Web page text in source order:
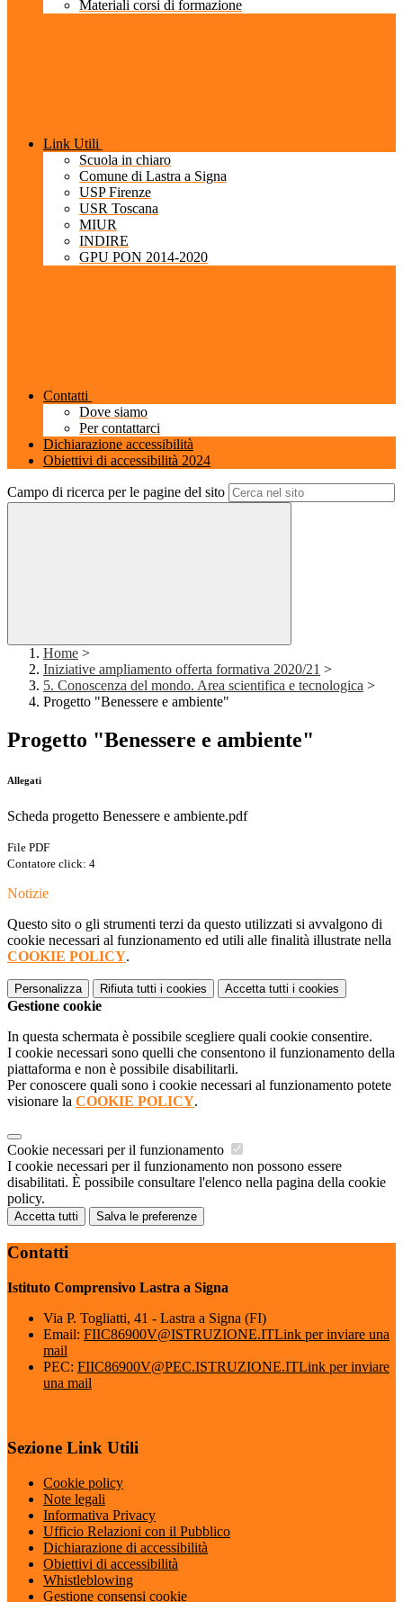
Materiali corsi di formazione
Link Utili
Scuola in chiaro
Comune di Lastra a Signa
USP Firenze
USR Toscana
MIUR
INDIRE
GPU PON 2014-2020
Contatti
Dove siamo
Per contattarci
Dichiarazione accessibilità
Obiettivi di accessibilità 2024
Campo di ricerca per le pagine del sito
Home >
Iniziative ampliamento offerta formativa 2020/21 >
5. Conoscenza del mondo. Area scientifica e tecnologica >
Progetto "Benessere e ambiente"
Progetto "Benessere e ambiente"
Allegati
Scheda progetto Benessere e ambiente.pdf
File PDF
Contatore click: 4
Notizie
Questo sito o gli strumenti terzi da questo utilizzati si avvalgono di
cookie necessari al funzionamento ed utili alle finalità illustrate nella
COOKIE POLICY.
Personalizza Rifiuta tutti i cookies Accetta tutti i cookies
Gestione cookie
In questa schermata è possibile scegliere quali cookie consentire.
I cookie necessari sono quelli che consentono il funzionamento della
piattaforma e non è possibile disabilitarli.
Per conoscere quali sono i cookie necessari al funzionamento potete
visionare la COOKIE POLICY.
Cookie necessari per il funzionamento
I cookie necessari per il funzionamento non possono essere
disabilitati. È possibile consultare l'elenco nella pagina della cookie
policy.
Accetta tutti Salva le preferenze
Contatti
Istituto Comprensivo Lastra a Signa
Via P. Togliatti, 41 - Lastra a Signa (FI)
Email: FIIC86900V@ISTRUZIONE.ITLink per inviare una
mail
PEC: FIIC86900V@PEC.ISTRUZIONE.ITLink per inviare
una mail
Sezione Link Utili
Cookie policy
Note legali
Informativa Privacy
Ufficio Relazioni con il Pubblico
Dichiarazione di accessibilità
Obiettivi di accessibilità
Whistleblowing
Gestione consensi cookie